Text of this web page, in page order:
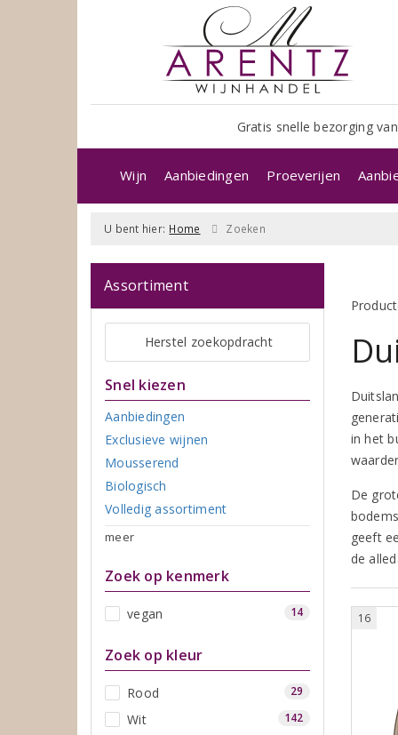
Gratis snelle bezorging
Wijn Aanbiedingen Proeverijen
U bent hier: Home Zoeken
Assortiment
Herstel zoekopdracht
Snel kiezen
Aanbiedingen
Exclusieve wijnen
Mousserend
Biologisch
Volledig assortiment
meer
Zoek op kenmerk
vegan 14
Zoek op kleur
Rood 29
Wit 142
in het
De
geeft
de
16